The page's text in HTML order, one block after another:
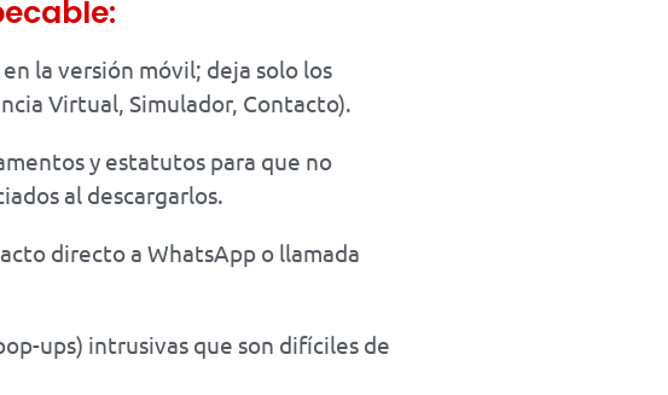
la versión móvil; deja solo los
Virtual, Simulador, Contacto).
y estatutos para que no
al descargarlos.
directo a WhatsApp o llamada
ups) intrusivas que son difíciles de